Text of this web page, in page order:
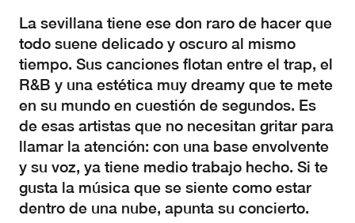
La sevillana tiene ese don raro de hacer que
todo suene delicado y oscuro al mismo
tiempo. Sus canciones flotan entre el trap, el
R&B y una estética muy dreamy que te mete
en su mundo en cuestión de segundos. Es
de esas artistas que no necesitan gritar para
llamar la atención: con una base envolvente
y su voz, ya tiene medio trabajo hecho. Si te
gusta la música que se siente como estar
dentro de una nube, apunta su concierto.